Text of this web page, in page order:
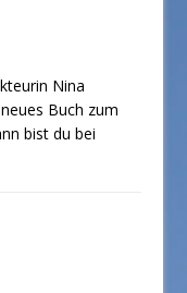
Nina
Buch zum
bist du bei